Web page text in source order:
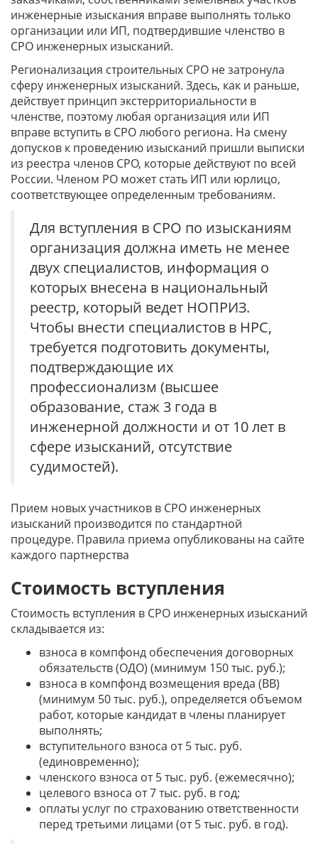
инженерные изыскания вправе выполнять только
организации или ИП, подтвердившие членство в
СРО инженерных изысканий.
Регионализация строительных СРО не затронула
сферу инженерных изысканий. Здесь, как и раньше,
действует принцип экстерриториальности в
членстве, поэтому любая организация или ИП
вправе вступить в СРО любого региона. На смену
допусков к проведению изысканий пришли выписки
из реестра членов СРО, которые действуют по всей
России. Членом РО может стать ИП или юрлицо,
соответствующее определенным требованиям.
Для вступления в СРО по изысканиям
организация должна иметь не менее
двух специалистов, информация о
которых внесена в национальный
реестр, который ведет НОПРИЗ.
Чтобы внести специалистов в НРС,
требуется подготовить документы,
подтверждающие их
профессионализм (высшее
образование, стаж 3 года в
инженерной должности и от 10 лет в
сфере изысканий, отсутствие
судимостей).
Прием новых участников в СРО инженерных
изысканий производится по стандартной
процедуре. Правила приема опубликованы на сайте
каждого партнерства
Стоимость вступления
Стоимость вступления в СРО инженерных изысканий
складывается из:
взноса в компфонд обеспечения договорных
обязательств (ОДО) (минимум 150 тыс. руб.);
взноса в компфонд возмещения вреда (ВВ)
(минимум 50 тыс. руб.), определяется объемом
работ, которые кандидат в члены планирует
выполнять;
вступительного взноса от 5 тыс. руб.
(единовременно);
членского взноса от 5 тыс. руб. (ежемесячно);
целевого взноса от 7 тыс. руб. в год;
оплаты услуг по страхованию ответственности
перед третьими лицами (от 5 тыс. руб. в год).